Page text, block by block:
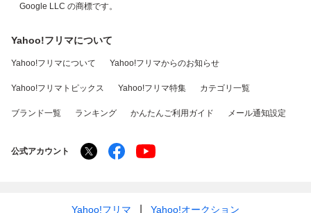
Google LLC の商標です。
Yahoo!フリマについて
Yahoo!フリマについて Yahoo!フリマからのお知らせ
Yahoo!フリマトピックス Yahoo!フリマ特集 カテゴリ一覧
ブランド一覧 ランキング かんたんご利用ガイド メール通知設定
公式アカウント
Yahoo!フリマ Yahoo!オークション